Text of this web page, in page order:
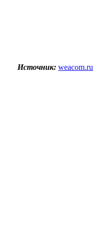
Источник: weacom.ru